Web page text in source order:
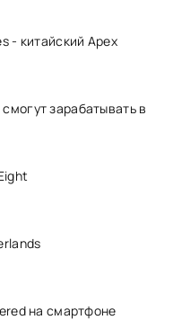
- китайский Apex
зарабатывать в
на смартфоне